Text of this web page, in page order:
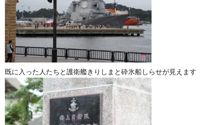
既に入った人たちと護衛艦きりしまと砕氷船しらせが見えます